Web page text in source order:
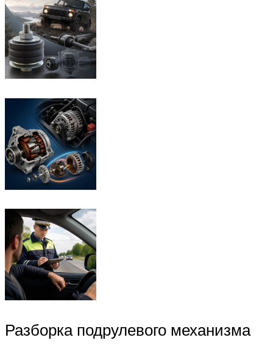
Разборка подрулевого механизма